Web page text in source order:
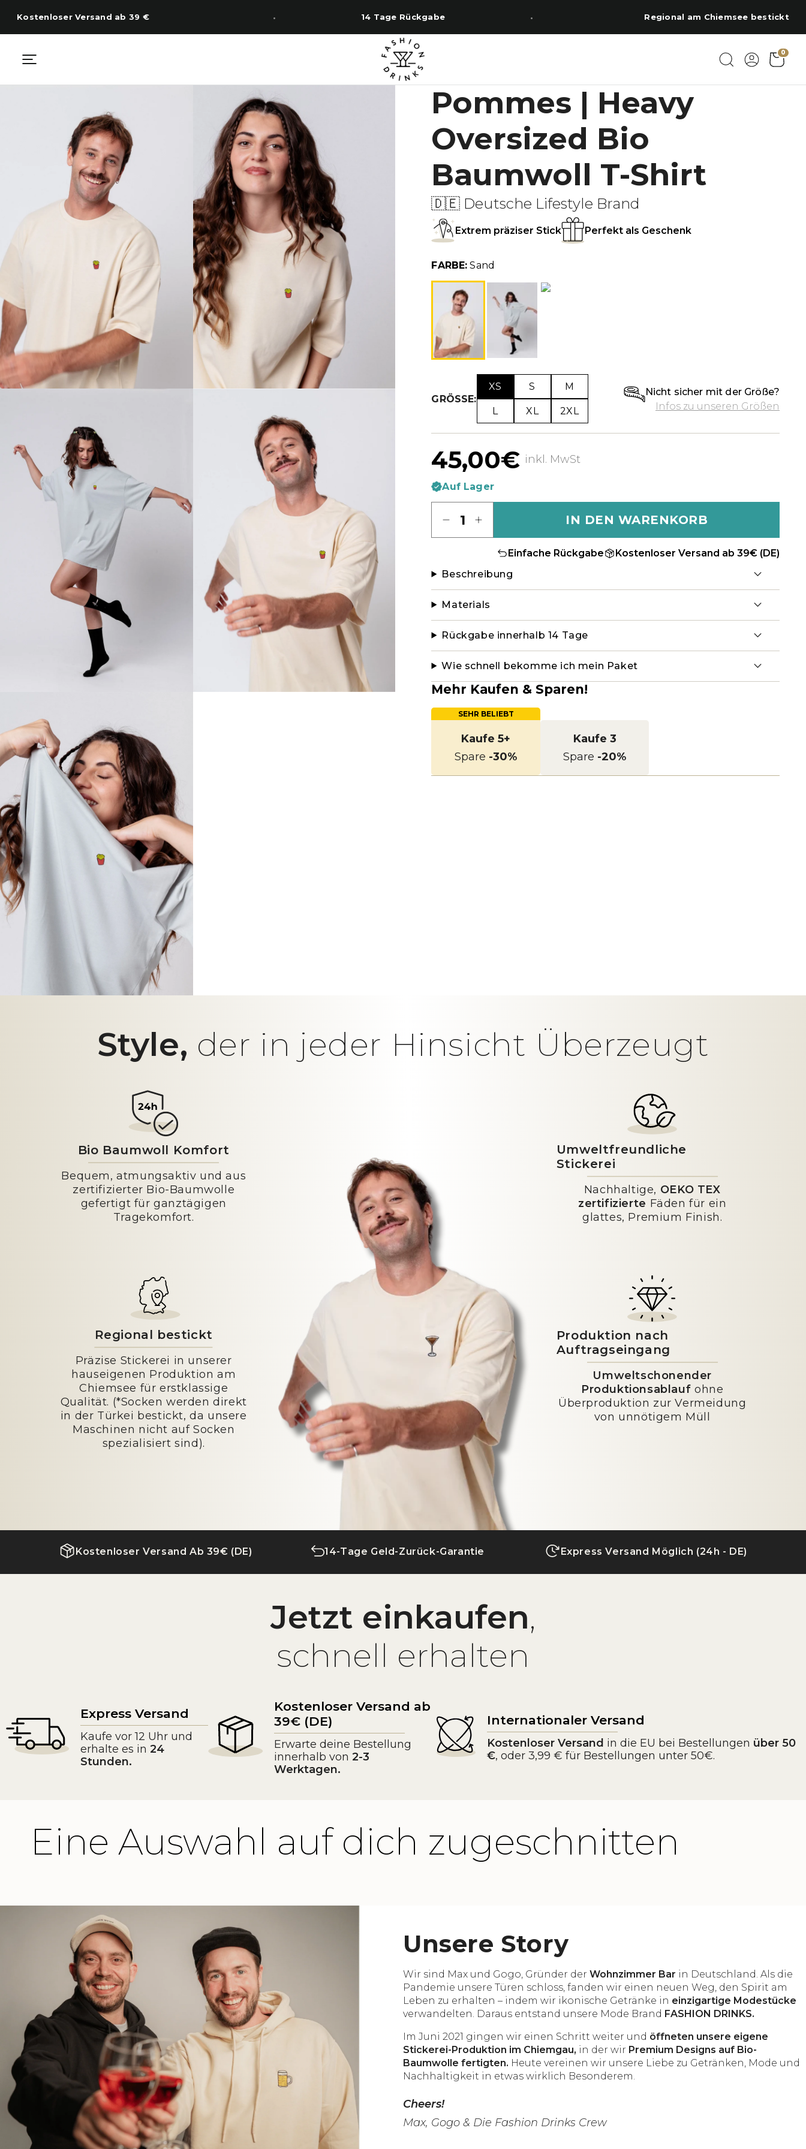
InhaltKostenloser Versand ab 39 € 14 Tage Rückgabe Regional am Chiemsee bestickt
0
Pommes | Heavy
Oversized Bio
Baumwoll T-Shirt
🇩🇪 Deutsche Lifestyle Brand
Extrem präziser Stick Perfekt als Geschenk
FARBE: Sand
GRÖSSE:
XS S M
L XL 2XL
Nicht sicher mit der Größe?
Infos zu unseren Größen
45,00€ inkl. MwSt
Auf Lager
IN DEN WARENKORB
Einfache Rückgabe
Kostenloser Versand ab 39€ (DE)
Beschreibung
Materials
Rückgabe innerhalb 14 Tage
Wie schnell bekomme ich mein Paket
Mehr Kaufen & Sparen!
SEHR BELIEBT
Kaufe 5+
Spare -30%
Kaufe 3
Spare -20%
Style, der in jeder Hinsicht Überzeugt
Bio Baumwoll Komfort
Bequem, atmungsaktiv und aus
zertifizierter Bio-Baumwolle
gefertigt für ganztägigen
Tragekomfort.
Regional bestickt
Präzise Stickerei in unserer
hauseigenen Produktion am
Chiemsee für erstklassige
Qualität. (*Socken werden direkt
in der Türkei bestickt, da unsere
Maschinen nicht auf Socken
spezialisiert sind).
Umweltfreundliche
Stickerei
Nachhaltige, OEKO TEX
zertifizierte Fäden für ein
glattes, Premium Finish.
Produktion nach
Auftragseingang
Umweltschonender
Produktionsablauf ohne
Überproduktion zur Vermeidung
von unnötigem Müll
Kostenloser Versand Ab 39€ (DE) 14-Tage Geld-Zurück-Garantie Express Versand Möglich (24h - DE)
Jetzt einkaufen,
schnell erhalten
Express Versand
Kaufe vor 12 Uhr und
erhalte es in 24
Stunden.
Kostenloser Versand ab
39€ (DE)
Erwarte deine Bestellung
innerhalb von 2-3
Werktagen.
Internationaler Versand
Kostenloser Versand in die EU bei Bestellungen über 50
€, oder 3,99 € für Bestellungen unter 50€.
Eine Auswahl auf dich zugeschnitten
Unsere Story
Wir sind Max und Gogo, Gründer der Wohnzimmer Bar in Deutschland. Als die
Pandemie unsere Türen schloss, fanden wir einen neuen Weg, den Spirit am
Leben zu erhalten – indem wir ikonische Getränke in einzigartige Modestücke
verwandelten. Daraus entstand unsere Mode Brand FASHION DRINKS.
Im Juni 2021 gingen wir einen Schritt weiter und öffneten unsere eigene
Stickerei-Produktion im Chiemgau, in der wir Premium Designs auf Bio-
Baumwolle fertigten. Heute vereinen wir unsere Liebe zu Getränken, Mode und
Nachhaltigkeit in etwas wirklich Besonderem.
Cheers!
Max, Gogo & Die Fashion Drinks Crew